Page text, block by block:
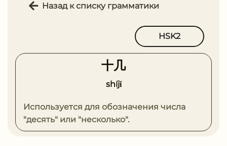
Назад к списку грамматики
HSK2
⼗⼏
shíjǐ
Используется для обозначения числа
"десять" или "несколько".